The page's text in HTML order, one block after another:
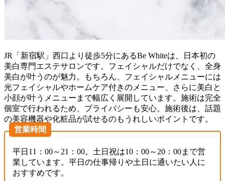
JR「新宿駅」西口より徒歩5分にあるBe Whiteは、日本初の
美白専門エステサロンです。フェイシャルだけでなく、全身
美白が叶うのが魅力。もちろん、フェイシャルメニューには
光フェイシャルやホームケア付きのメニュー、さらに美白と
小顔が叶うメニューまで幅広く展開しています。施術は完全
個室で行われるため、プライバシーも安心。施術後は、話題
の美容機器や化粧品が試せるのもうれしいポイントです。
営業時間
平日11：00～21：00。土日祝は10：00～20：00まで営
業しています。平日の仕事帰りや土日に通いたい人に
おすすめです。